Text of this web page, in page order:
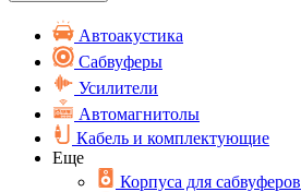
Автоакустика
Сабвуферы
Усилители
Автомагнитолы
Кабель и комплектующие
Еще
Корпуса для сабвуферов